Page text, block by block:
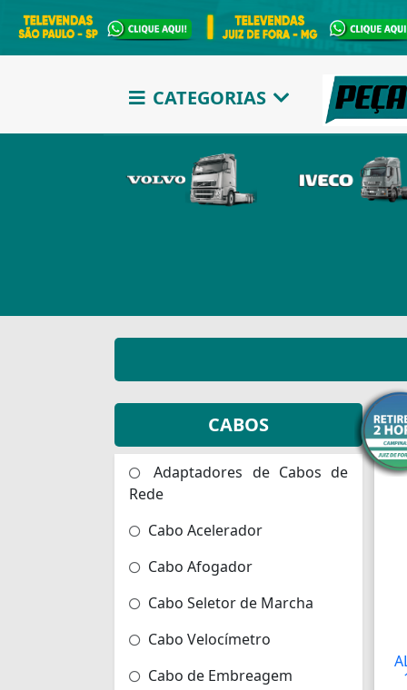
CATEGORIAS
CABOS
Adaptadores de Cabos de
Rede
Cabo Acelerador
Cabo Afogador
Cabo Seletor de Marcha
Cabo Velocímetro
Cabo de Embreagem